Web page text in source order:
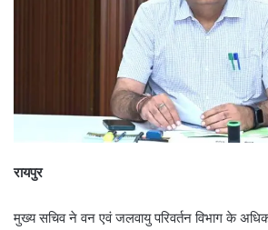
रायपुर
मुख्य सचिव ने वन एवं जलवायु परिवर्तन विभाग के